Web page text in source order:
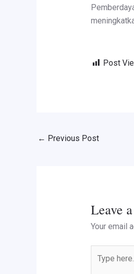
Post
← Previous Post
Leave
Your email
here..